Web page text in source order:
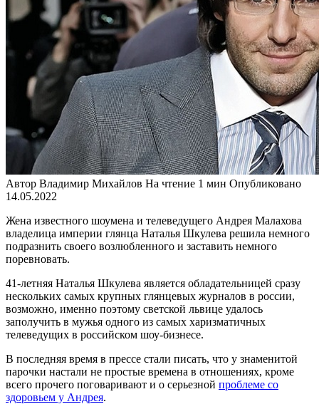
Автор Владимир Михайлов На чтение 1 мин Опубликовано
14.05.2022
Жена известного шоумена и телеведущего Андрея Малахова
владелица империи глянца Наталья Шкулева решила немного
подразнить своего возлюбленного и заставить немного
поревновать.
41-летняя Наталья Шкулева является обладательницей сразу
нескольких самых крупных глянцевых журналов в россии,
возможно, именно поэтому светской львице удалось
заполучить в мужья одного из самых харизматичных
телеведущих в российском шоу-бизнесе.
В последняя время в прессе стали писать, что у знаменитой
парочки настали не простые времена в отношениях, кроме
всего прочего поговаривают и о серьезной проблеме со
здоровьем у Андрея.